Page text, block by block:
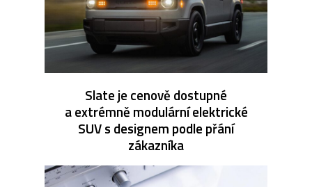
Slate je cenově dostupné
a extrémně modulární elektrické
SUV s designem podle přání
zákazníka